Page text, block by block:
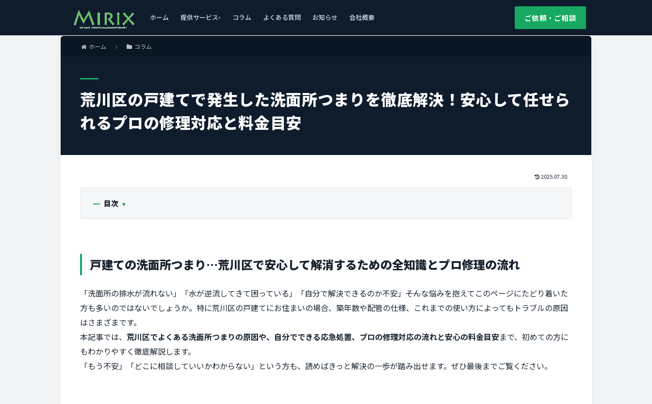
ご依頼・ご相談
ホーム 提供サービス コラム よくある質問 お知らせ 会社概要
ホーム コラム
荒川区の戸建てで発生した洗面所つまりを徹底解決！安心して任せら
れるプロの修理対応と料金目安
2025.07.30
目次
戸建ての洗面所つまり…荒川区で安心して解消するための全知識とプロ修理の流れ
「洗面所の排水が流れない」「水が逆流してきて困っている」「自分で解決できるのか不安」――そんな悩みを抱えてこのページにたどり着いた
方も多いのではないでしょうか。特に荒川区の戸建てにお住まいの場合、築年数や配管の仕様、これまでの使い方によってもトラブルの原因
はさまざまです。
本記事では、 荒川区でよくある洗面所つまりの原因や、自分でできる応急処置、プロの修理対応の流れと安心の料金目安まで、初めての方に
もわかりやすく徹底解説します。
「もう不安」「どこに相談していいかわからない」という方も、読めばきっと解決の一歩が踏み出せます。ぜひ最後までご覧ください。